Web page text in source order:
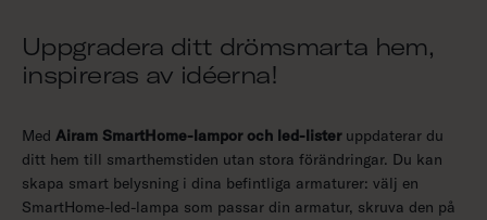
Uppgradera ditt drömsmarta hem,
inspireras av idéerna!
Med Airam SmartHome-lampor och led-listeruppdaterar du
ditt hem till smarthemstiden utan stora förändringar. Du kan
skapa smart belysning i dina befintliga armaturer: välj en
SmartHome-led-lampa som passar din armatur, skruva den på